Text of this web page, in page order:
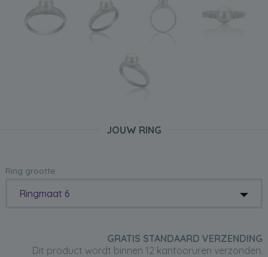
JOUW RING
Ring grootte:
Ringmaat 6
GRATIS STANDAARD VERZENDING
Dit product wordt binnen 12 kantooruren verzonden.